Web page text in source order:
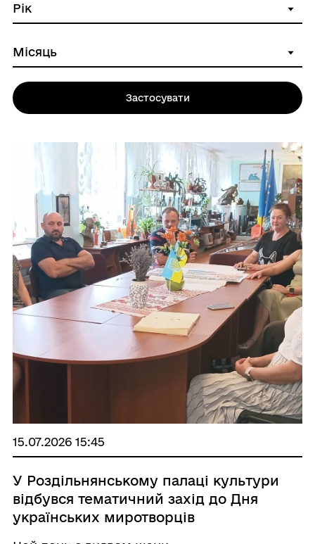
15.07.2026 15:45
У Роздільнянському палаці культури
відбувся тематичний захід до Дня
українських миротворців
Застосувати